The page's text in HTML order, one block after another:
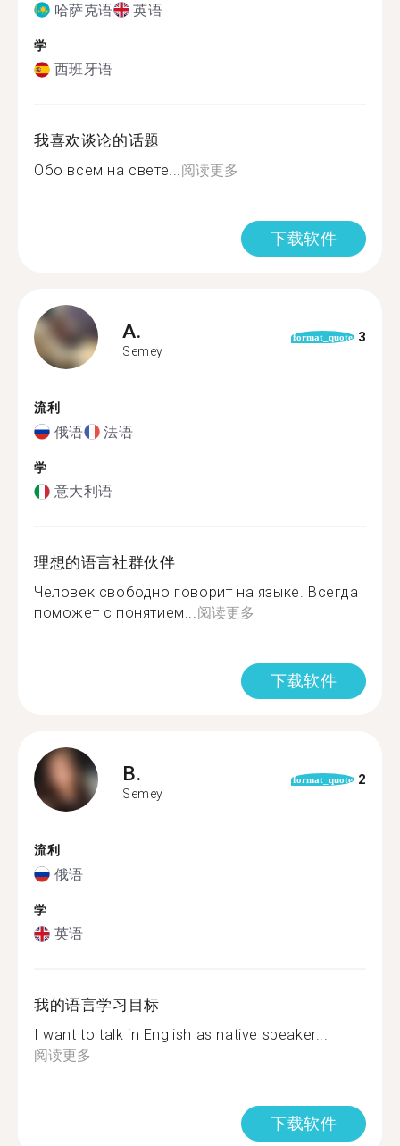
哈萨克语 英语
学
西班牙语
我喜欢谈论的话题
Обо всем на свете...阅读更多
下载软件
A.
Semey
format_quote 3
流利
俄语 法语
学
意大利语
理想的语言社群伙伴
Человек свободно говорит на языке. Всегда
поможет с понятием...阅读更多
下载软件
B.
Semey
format_quote 2
流利
俄语
学
英语
我的语言学习目标
I want to talk in English as native speaker...
阅读更多
下载软件